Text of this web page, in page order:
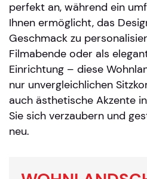
perfekt an, während ein
Ihnen ermöglicht, das
Geschmack zu
Filmabende oder als
Einrichtung – diese
nur unvergleichlichen
auch ästhetische Akzente
Sie sich verzaubern und
neu.